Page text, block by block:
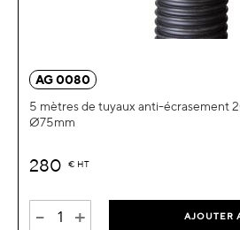
AG 0080
5 mètres de tuyaux anti-écrasement
Ø75mm
280 € HT
- + AJOUTER